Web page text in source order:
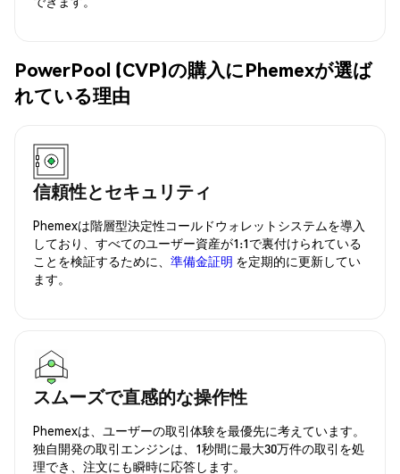
PowerPool (CVP)の購入にPhemexが選ば
れている理由
信頼性とセキュリティ
Phemexは階層型決定性コールドウォレットシステムを導入
しており、すべてのユーザー資産が1:1で裏付けられている
ことを検証するために、 準備金証明 を定期的に更新してい
ます。
スムーズで直感的な操作性
Phemexは、ユーザーの取引体験を最優先に考えています。
独自開発の取引エンジンは、1秒間に最大30万件の取引を処
理でき、注文にも瞬時に応答します。